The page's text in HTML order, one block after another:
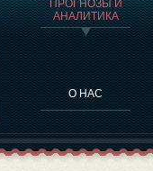
ПРОГНОЗЫ И
АНАЛИТИКА
О НАС
ЛИЧНОСТЕЙ